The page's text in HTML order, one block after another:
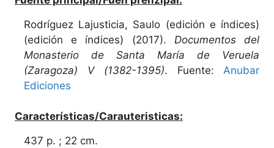
Rodríguez Lajusticia, Saulo (edición e índices)
(edición e índices) (2017). Documentos del
Monasterio de Santa María de Veruela
(Zaragoza) V (1382-1395). Fuente: Anubar
Ediciones
Características/Carauteristicas:
437 p. ; 22 cm.